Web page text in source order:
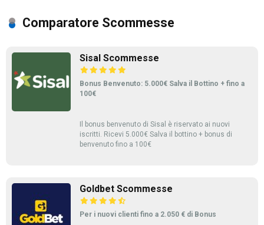
Comparatore Scommesse
Sisal Scommesse
Bonus Benvenuto: 5.000€ Salva il Bottino + fino a
100€
Il bonus benvenuto di Sisal è riservato ai nuovi
iscritti. Ricevi 5.000€ Salva il bottino + bonus di
benvenuto fino a 100€
Goldbet Scommesse
Per i nuovi clienti fino a 2.050 € di Bonus